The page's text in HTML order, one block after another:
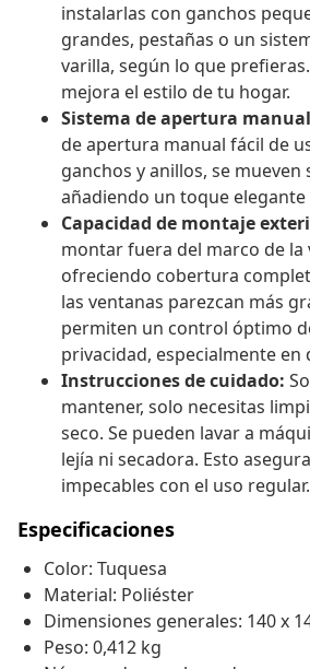
instalarlas con ganchos
grandes, pestañas o un
varilla, según lo que
mejora el estilo de tu hogar.
Sistema de apertura
de apertura manual fácil de
ganchos y anillos, se mueven
añadiendo un toque
Capacidad de montaje
montar fuera del marco de la
ofreciendo cobertura
las ventanas parezcan más
permiten un control óptimo
privacidad, especialmente en
Instrucciones de cuidado:
mantener, solo necesitas
seco. Se pueden lavar a
lejía ni secadora. Esto
impecables con el uso regular.
Especificaciones
Color: Tuquesa
Material: Poliéster
Dimensiones generales: 140 x
Peso: 0,412 kg